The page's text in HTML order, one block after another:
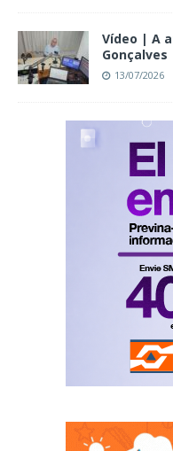
Vídeo | A
Gonçalves
13/07/2026